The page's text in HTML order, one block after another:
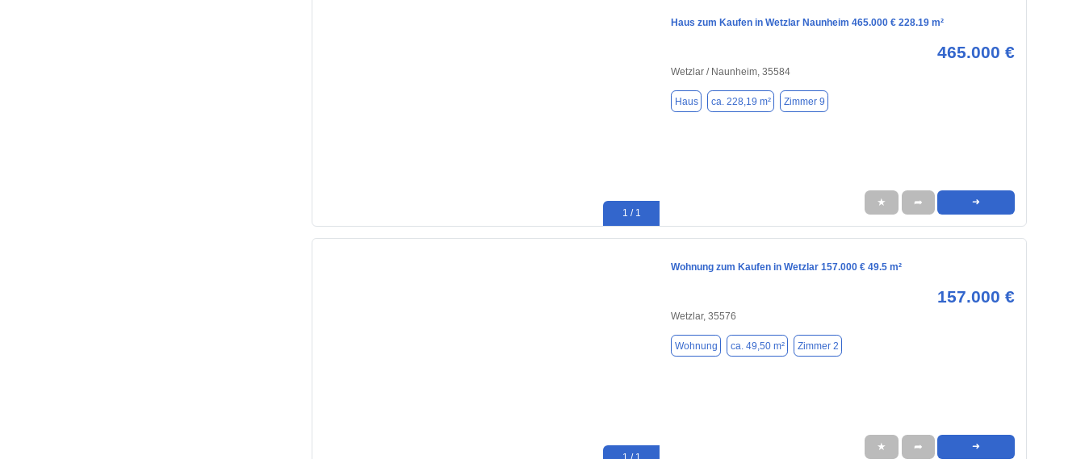
1 / 1
Haus zum Kaufen in Wetzlar Naunheim 465.000 € 228.19 m²
465.000 €
Wetzlar / Naunheim, 35584
Haus ca. 228,19 m² Zimmer 9
★ ➦ ➜
Wohnung zum Kaufen in Wetzlar 157.000 € 49.5 m²
157.000 €
Wetzlar, 35576
Wohnung ca. 49,50 m² Zimmer 2
★ ➦ ➜